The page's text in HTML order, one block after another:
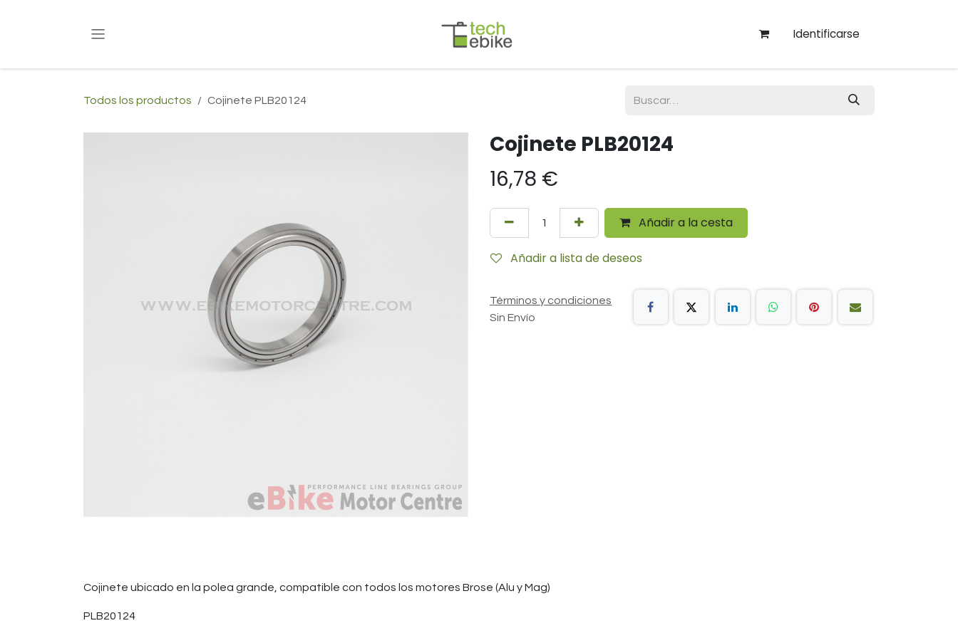
Identificarse
Todos los productos Cojinete PLB20124
Cojinete PLB20124
16,78 €
Añadir a la cesta
Añadir a lista de deseos
Términos y condiciones
Sin Envío
Cojinete ubicado en la polea grande, compatible con todos los motores Brose (Alu y Mag)
PLB20124